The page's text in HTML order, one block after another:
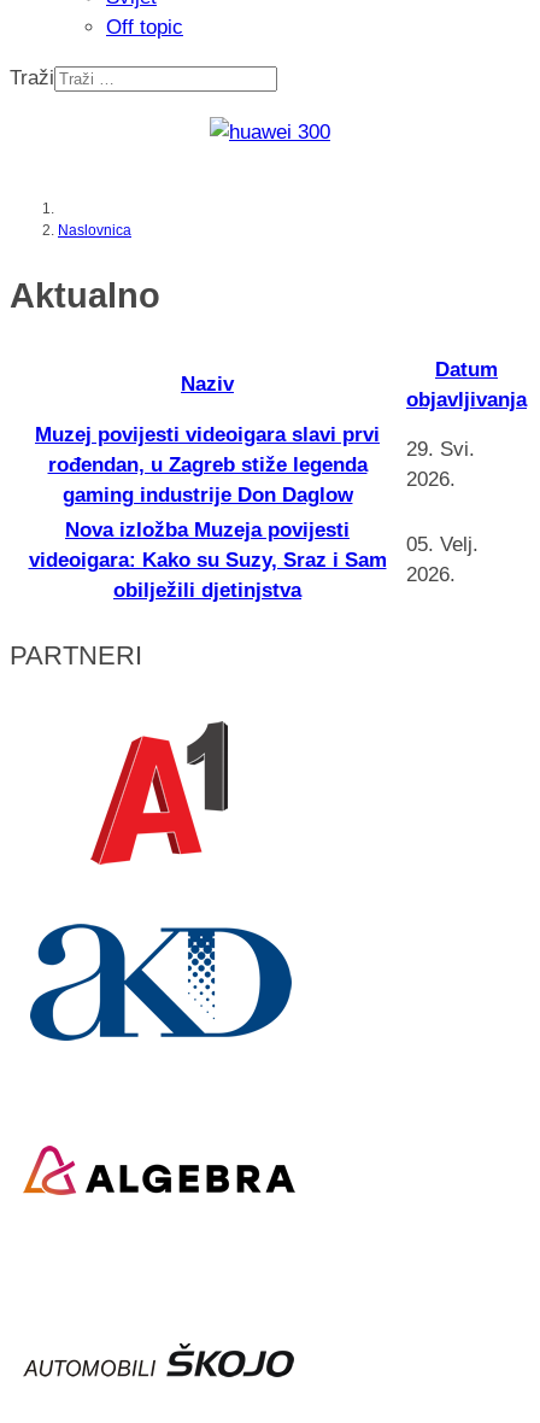
Recenzija: Einhell Professional CP-
nikada prije
Off topic
Traži
Naslovnica
Aktualno
Naziv
Datum
objavljivanja
Muzej povijesti videoigara slavi prvi
rođendan, u Zagreb stiže legenda
gaming industrije Don Daglow
29. Svi.
2026.
Nova izložba Muzeja povijesti
videoigara: Kako su Suzy, Sraz i Sam
obilježili djetinjstva
05. Velj.
2026.
PARTNERI